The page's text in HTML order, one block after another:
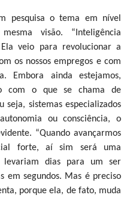
pesquisa o tema em nível
visão. “Inteligência
veio para revolucionar a
os nossos empregos e com
Embora ainda estejamos,
com o que se chama de
sistemas especializados
ou consciência, o
“Quando avançarmos
forte, aí sim será uma
levariam dias para um ser
em segundos. Mas é preciso
porque ela, de fato, muda